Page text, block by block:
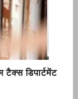
डिपार्टमेंट